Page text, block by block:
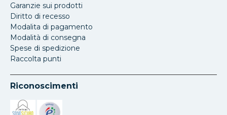
Garanzie sui prodotti
Diritto di recesso
Modalita di pagamento
Modalità di consegna
Spese di spedizione
Raccolta punti
Riconoscimenti